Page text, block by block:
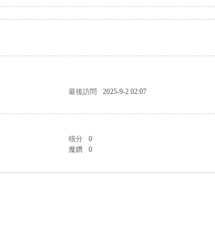
最後訪問 2025-9-2 02:07
積分 0
魔鑽 0